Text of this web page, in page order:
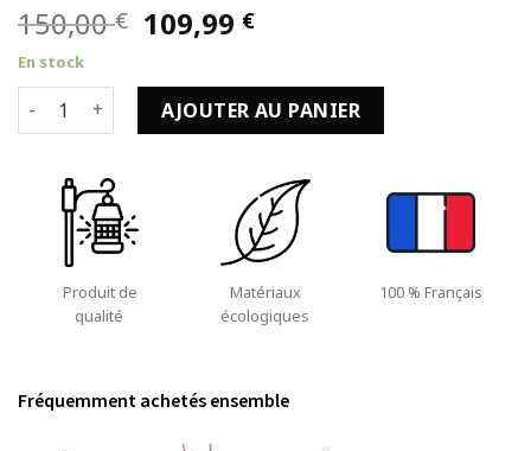
150,00€ Le
prix
initial
était :
150,00 €.
109,99 €Le
actuel
est :
109,99 €.
En stock
quantité de Lampadaire Jardin Douille E27 de 120cm en
AJOUTER AU PANIER
Produit de
qualité
Matériaux
écologiques
100 % Français
Fréquemment achetés ensemble